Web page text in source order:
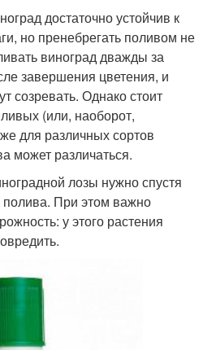
достаточно устойчив к
но пренебрегать поливом не
виноград дважды за
завершения цветения, и
созревать. Однако стоит
(или, наоборот,
для различных сортов
может различаться.
лозы нужно спустя
При этом важно
у этого растения